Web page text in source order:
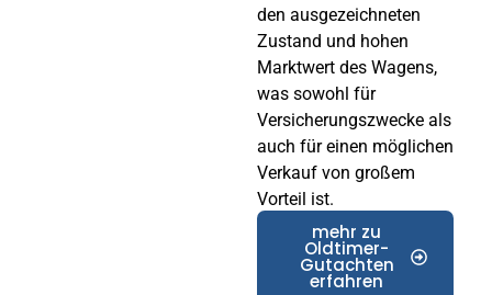
den ausgezeichneten
Zustand und hohen
Marktwert des Wagens,
was sowohl für
Versicherungszwecke als
auch für einen möglichen
Verkauf von großem
Vorteil ist.
mehr zu
Oldtimer-
Gutachten
erfahren